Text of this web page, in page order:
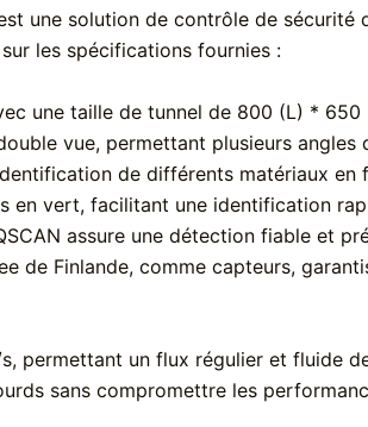
une solution de contrôle de
les spécifications fournies :
une taille de tunnel de 800 (L) *
vue, permettant plusieurs angles
de différents matériaux
vert, facilitant une identification
assure une détection fiable et
de Finlande, comme capteurs,
permettant un flux régulier et fluide
sans compromettre les